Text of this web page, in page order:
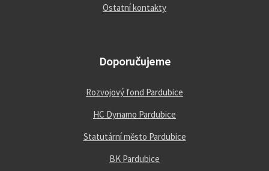
Ostatní kontakty
Doporučujeme
Rozvojový fond Pardubice
HC Dynamo Pardubice
Statutární město Pardubice
BK Pardubice